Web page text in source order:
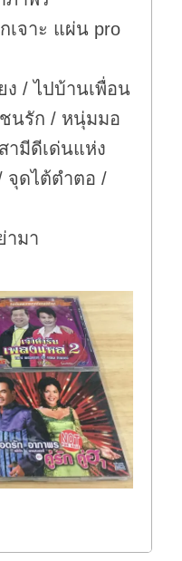
เจาะ แผ่น pro
ง / ไปบ้านเพื่อน
นรัก / หนุ่มมอ
ามีดีเด่นแห่ง
จุดไต้ตำตอ /
ามา